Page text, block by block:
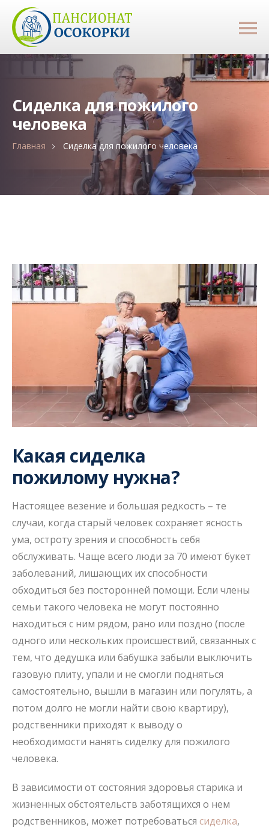
Сиделка для пожилого
человека
Главная Сиделка для пожилого человека
Какая сиделка
пожилому нужна?
Настоящее везение и большая редкость – те
случаи, когда старый человек сохраняет ясность
ума, остроту зрения и способность себя
обслуживать. Чаще всего люди за 70 имеют букет
заболеваний, лишающих их способности
обходиться без посторонней помощи. Если члены
семьи такого человека не могут постоянно
находиться с ним рядом, рано или поздно (после
одного или нескольких происшествий, связанных с
тем, что дедушка или бабушка забыли выключить
газовую плиту, упали и не смогли подняться
самостоятельно, вышли в магазин или погулять, а
потом долго не могли найти свою квартиру),
родственники приходят к выводу о
необходимости нанять сиделку для пожилого
человека.
В зависимости от состояния здоровья старика и
жизненных обстоятельств заботящихся о нем
родственников, может потребоваться сиделка,